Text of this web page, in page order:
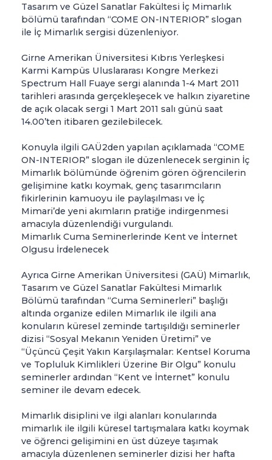
Tasarım ve Güzel Sanatlar Fakültesi İç Mimarlık
bölümü tarafından “COME ON-INTERIOR” slogan
ile İç Mimarlık sergisi düzenleniyor.
Girne Amerikan Üniversitesi Kıbrıs Yerleşkesi
Karmi Kampüs Uluslararası Kongre Merkezi
Spectrum Hall Fuaye sergi alanında 1-4 Mart 2011
tarihleri arasında gerçekleşecek ve halkın ziyaretine
de açık olacak sergi 1 Mart 2011 salı günü saat
14.00’ten itibaren gezilebilecek.
Konuyla ilgili GAÜ2den yapılan açıklamada “COME
ON-INTERIOR” slogan ile düzenlenecek serginin İç
Mimarlık bölümünde öğrenim gören öğrencilerin
gelişimine katkı koymak, genç tasarımcıların
fikirlerinin kamuoyu ile paylaşılması ve İç
Mimari’de yeni akımların pratiğe indirgenmesi
amacıyla düzenlendiği vurgulandı.
Mimarlık Cuma Seminerlerinde Kent ve İnternet
Olgusu İrdelenecek
Ayrıca Girne Amerikan Üniversitesi (GAÜ) Mimarlık,
Tasarım ve Güzel Sanatlar Fakültesi Mimarlık
Bölümü tarafından “Cuma Seminerleri” başlığı
altında organize edilen Mimarlık ile ilgili ana
konuların küresel zeminde tartışıldığı seminerler
dizisi “Sosyal Mekanın Yeniden Üretimi” ve
“Üçüncü Çeşit Yakın Karşılaşmalar: Kentsel Koruma
ve Topluluk Kimlikleri Üzerine Bir Olgu” konulu
seminerler ardından “Kent ve İnternet” konulu
seminer ile devam edecek.
Mimarlık disiplini ve ilgi alanları konularında
mimarlık ile ilgili küresel tartışmalara katkı koymak
ve öğrenci gelişimini en üst düzeye taşımak
amacıyla düzenlenen seminerler dizisi her hafta